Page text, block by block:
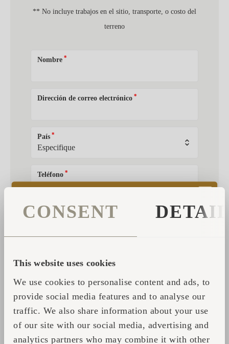
CONSENT
This website uses cookies
We use cookies to personalise content and ads, to
provide social media features and to analyse our
traffic. We also share information about your use
of our site with our social media, advertising and
analytics partners who may combine it with other
** No incluye trabajos en el sitio, transporte, o costo del
terreno
Nombre *
Dirección de correo electrónico *
País *
Teléfono *
¿Cómo nos ha conocido? *
ENVIAR MENSAJE